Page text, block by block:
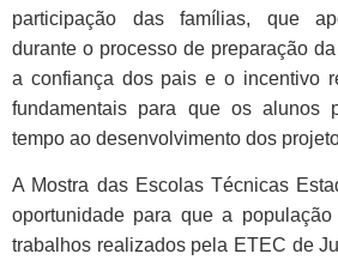
participação das famílias, que
durante o processo de preparação
a confiança dos pais e o incentivo
fundamentais para que os alunos
tempo ao desenvolvimento dos
A Mostra das Escolas Técnicas
oportunidade para que a
trabalhos realizados pela ETEC de